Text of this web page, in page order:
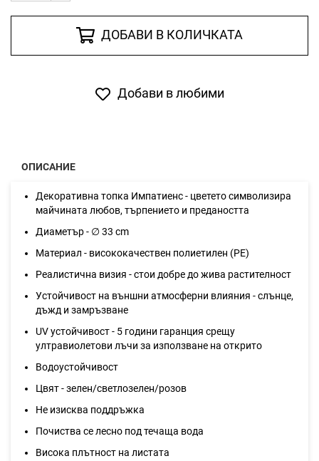
ДОБАВИ В КОЛИЧКАТА
Добави в любими
ОПИСАНИЕ
Декоративна топка Импатиенс - цветето символизира
майчината любов, търпението и предаността
Диаметър - ∅ 33 cm
Материал - висококачествен полиетилен (PE)
Реалистична визия - стои добре до жива растителност
Устойчивост на външни атмосферни влияния - слънце,
дъжд и замръзване
UV устойчивост - 5 години гаранция срещу
ултравиолетови лъчи за използване на открито
Водоустойчивост
Цвят - зелен/светлозелен/розов
Не изисква поддръжка
Почиства се лесно под течаща вода
Висока плътност на листата